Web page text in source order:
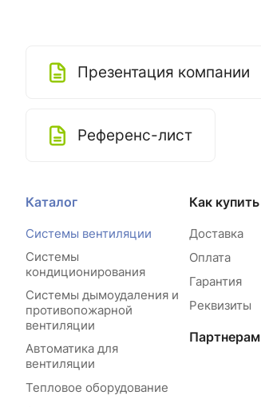
Презентация компании
Референс-лист
Каталог
Системы вентиляции
Системы
кондиционирования
Системы дымоудаления и
противопожарной
вентиляции
Автоматика для
вентиляции
Тепловое оборудование
Как купить
Доставка
Оплата
Гарантия
Реквизиты
Партнерам